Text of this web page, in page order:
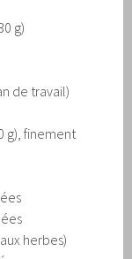
g)
de travail)
g), finement
herbes)